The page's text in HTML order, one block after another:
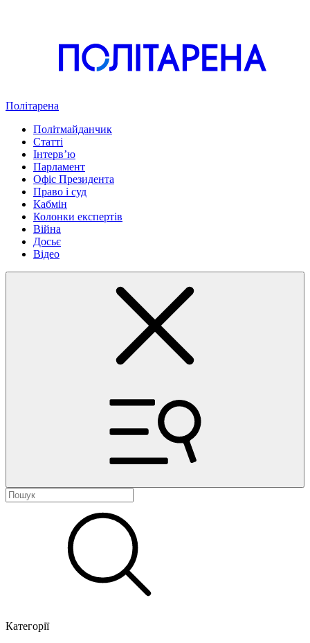
Політарена
Політмайданчик
Статті
Інтервʼю
Парламент
Офіс Президента
Право і суд
Кабмін
Колонки експертів
Війна
Досьє
Відео
Категорії